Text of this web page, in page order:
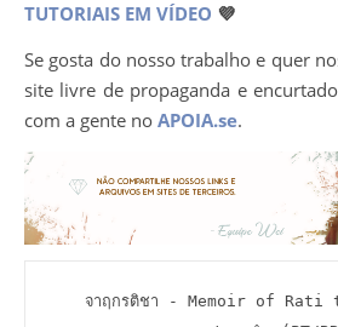
TUTORIAIS EM VÍDEO 💜
Se gosta do nosso trabalho e quer
site livre de propaganda e
com a gente no APOIA.se.
จาฤกรติชา - Memoir of Rati